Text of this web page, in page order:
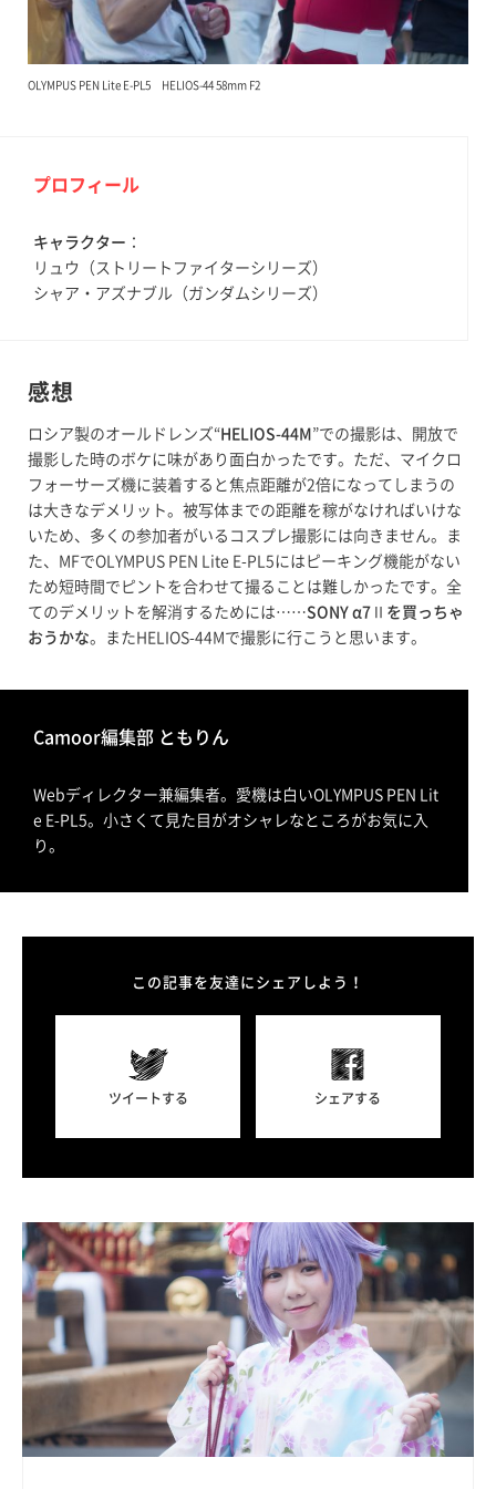
OLYMPUS PEN Lite E-PL5 HELIOS-44 58mm F2
プロフィール
キャラクター ：
リュウ（ストリートファイターシリーズ）
シャア・アズナブル（ガンダムシリーズ）
感想
ロシア製のオールドレンズ“HELIOS-44M”での撮影は、開放で
撮影した時のボケに味があり面白かったです。ただ、マイクロ
フォーサーズ機に装着すると焦点距離が2倍になってしまうの
は大きなデメリット。被写体までの距離を稼がなければいけな
いため、多くの参加者がいるコスプレ撮影には向きません。ま
た、MFでOLYMPUS PEN Lite E-PL5にはピーキング機能がない
ため短時間でピントを合わせて撮ることは難しかったです。全
てのデメリットを解消するためには……SONY α7Ⅱを買っちゃ
おうかな。またHELIOS-44Mで撮影に行こうと思います。
Camoor編集部 ともりん
Webディレクター兼編集者。愛機は白いOLYMPUS PEN Lit
e E-PL5。小さくて見た目がオシャレなところがお気に入
り。
この記事を友達にシェアしよう！
ツイートする シェアする